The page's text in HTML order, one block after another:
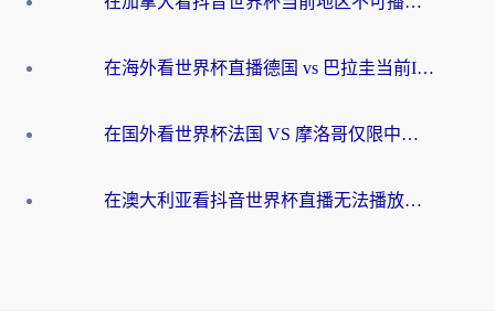
在海外看世界杯直播德国 vs 巴拉圭当前IP受限制？这篇指南帮你轻松解决地区限制
在国外看世界杯法国 VS 摩洛哥仅限中国大陆？别让地域限制拦下你的欢呼
在澳大利亚看抖音世界杯直播无法播放？海外党体育观赛终极指南来了！